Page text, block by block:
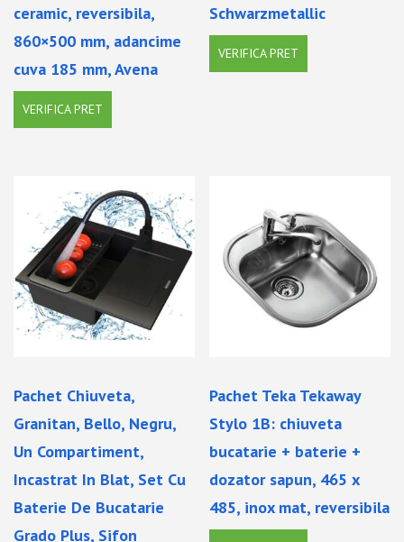
ceramic, reversibila,
860×500 mm, adancime
cuva 185 mm, Avena
VERIFICA PRET
Schwarzmetallic
VERIFICA PRET
Pachet Chiuveta,
Granitan, Bello, Negru,
Un Compartiment,
Incastrat In Blat, Set Cu
Baterie De Bucatarie
Grado Plus, Sifon
Pachet Teka Tekaway
Stylo 1B: chiuveta
bucatarie + baterie +
dozator sapun, 465 x
485, inox mat, reversibila